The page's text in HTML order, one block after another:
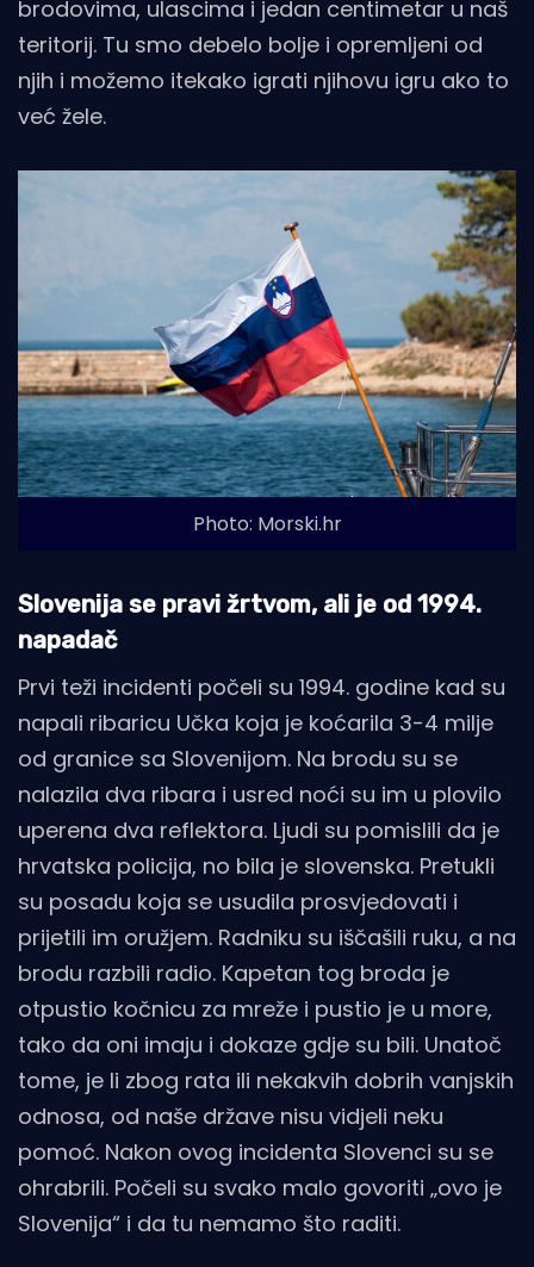
brodovima, ulascima i jedan centimetar u naš
teritorij. Tu smo debelo bolje i opremljeni od
njih i možemo itekako igrati njihovu igru ako to
već žele.
Photo: Morski.hr
Slovenija se pravi žrtvom, ali je od 1994.
napadač
Prvi teži incidenti počeli su 1994. godine kad su
napali ribaricu Učka koja je koćarila 3-4 milje
od granice sa Slovenijom. Na brodu su se
nalazila dva ribara i usred noći su im u plovilo
uperena dva reflektora. Ljudi su pomislili da je
hrvatska policija, no bila je slovenska. Pretukli
su posadu koja se usudila prosvjedovati i
prijetili im oružjem. Radniku su iščašili ruku, a na
brodu razbili radio. Kapetan tog broda je
otpustio kočnicu za mreže i pustio je u more,
tako da oni imaju i dokaze gdje su bili. Unatoč
tome, je li zbog rata ili nekakvih dobrih vanjskih
odnosa, od naše države nisu vidjeli neku
pomoć. Nakon ovog incidenta Slovenci su se
ohrabrili. Počeli su svako malo govoriti „ovo je
Slovenija“ i da tu nemamo što raditi.